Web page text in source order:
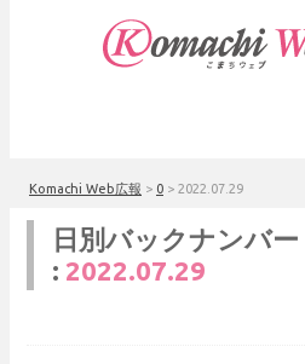
Komachi Web広報 > 0 > 2022.07.29
日別バックナンバー
: 2022.07.29